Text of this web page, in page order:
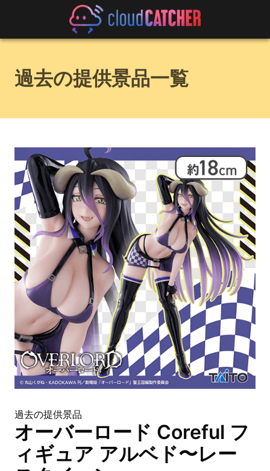
過去の提供景品一覧
過去の提供景品
オーバーロード Coreful フ
ィギュア アルベド〜レー